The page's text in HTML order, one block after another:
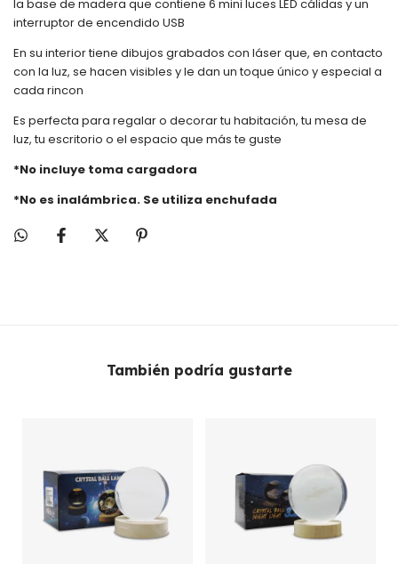
la base de madera que contiene 6 mini luces LED cálidas y un
interruptor de encendido USB
En su interior tiene dibujos grabados con láser que, en contacto
con la luz, se hacen visibles y le dan un toque único y especial a
cada rincon
Es perfecta para regalar o decorar tu habitación, tu mesa de
luz, tu escritorio o el espacio que más te guste
*No incluye toma cargadora
*No es inalámbrica. Se utiliza enchufada
También podría gustarte